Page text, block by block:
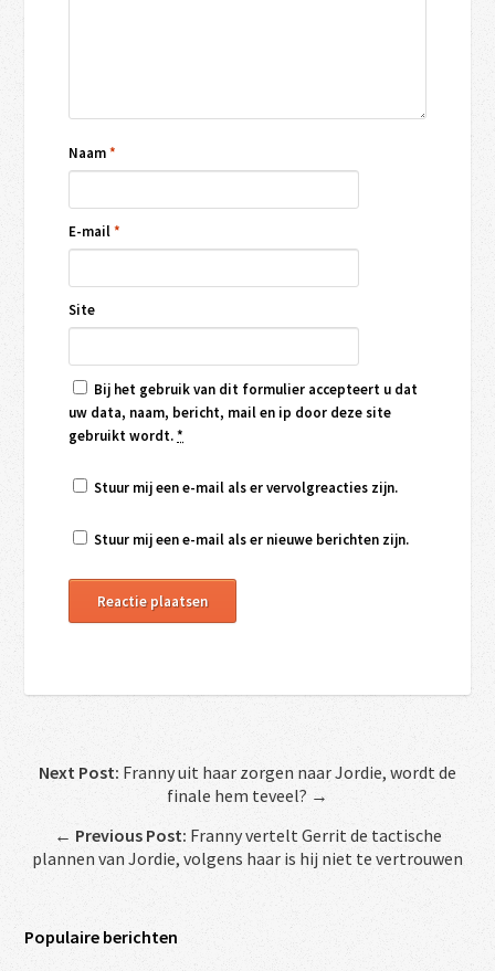
Naam*
E-mail*
Site
Bij het gebruik van dit formulier accepteert u dat
uw data, naam, bericht, mail en ip door deze site
gebruikt wordt.*
Stuur mij een e-mail als er vervolgreacties zijn.
Stuur mij een e-mail als er nieuwe berichten zijn.
Next Post: Franny uit haar zorgen naar Jordie, wordt de
finale hem teveel? →
← Previous Post: Franny vertelt Gerrit de tactische
plannen van Jordie, volgens haar is hij niet te vertrouwen
Populaire berichten